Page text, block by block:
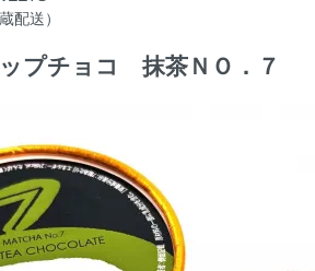
配送）
プチョコ 抹茶ＮＯ．７